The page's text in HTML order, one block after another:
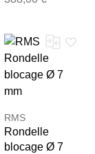
RMS
Rondelle
blocage Ø 7